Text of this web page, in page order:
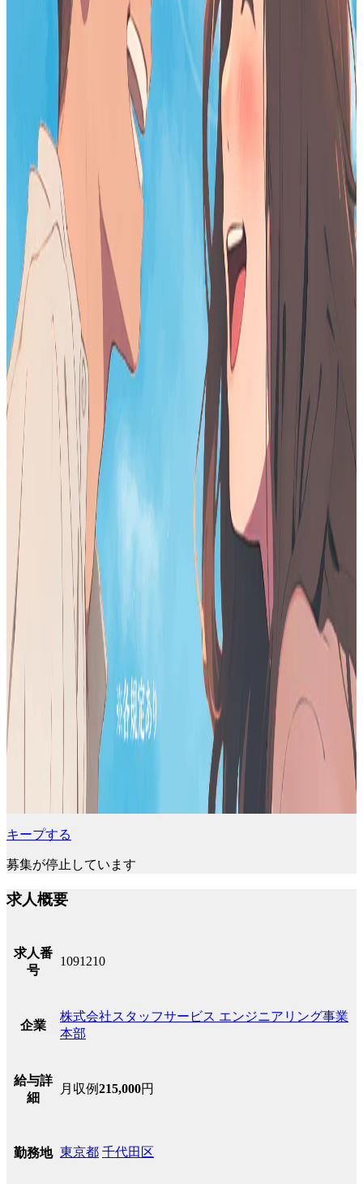
キープする
募集が停止しています
求人概要
求人番
号
1091210
企業
株式会社スタッフサービス エンジニアリング事業
本部
給与詳
細
月収例215,000円
勤務地 東京都 千代田区